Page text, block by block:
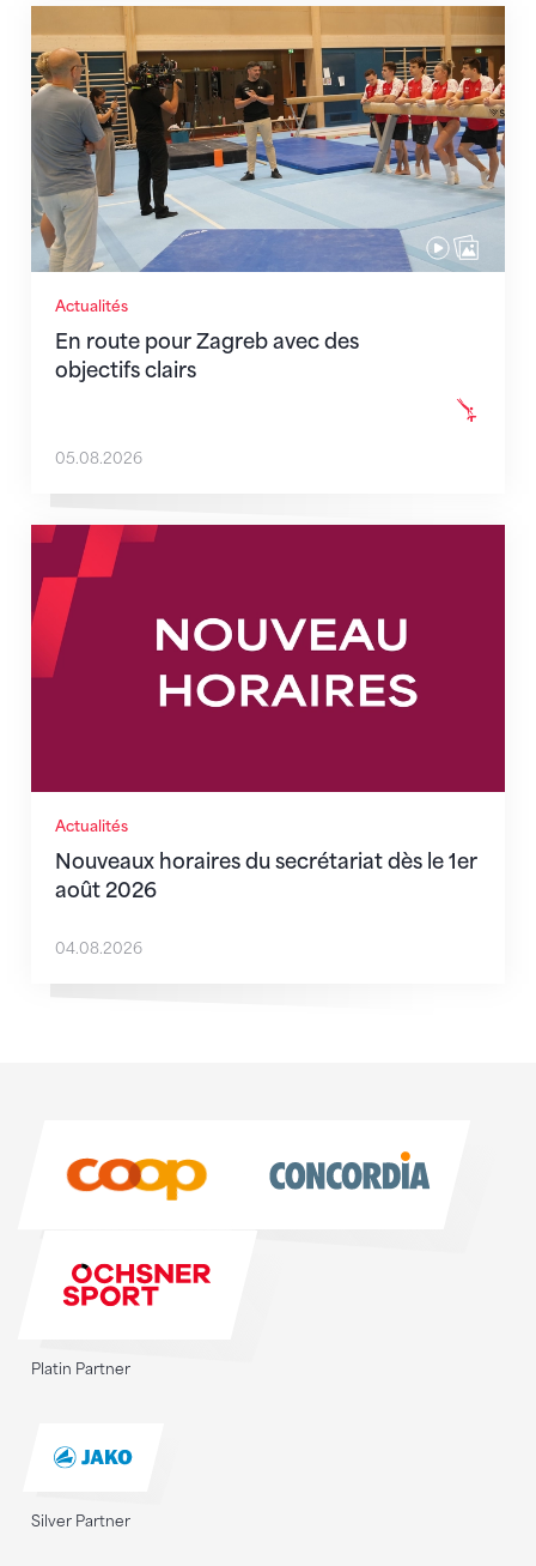
Actualités
En route pour Zagreb avec des
objectifs clairs
En route pour Zagreb avec des objectifs clairs
05.08.2026
Actualités
Nouveaux horaires du secrétariat dès le 1er
août 2026
Nouveaux horaires du secrétariat dès le 1er août
04.08.2026
Platin Partner
Silver Partner